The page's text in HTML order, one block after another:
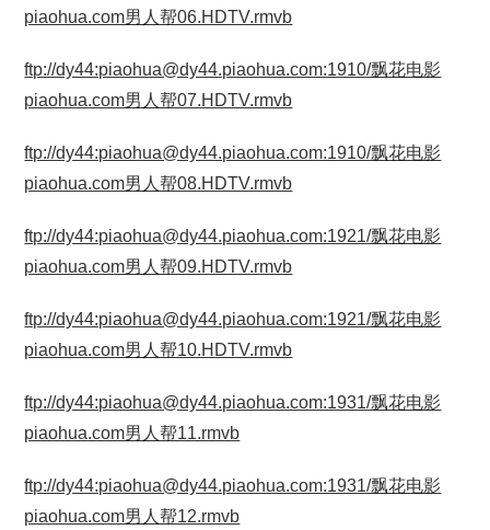
piaohua.com男人帮06.HDTV.rmvb
ftp://dy44:piaohua@dy44.piaohua.com:1910/飘花电影
piaohua.com男人帮07.HDTV.rmvb
ftp://dy44:piaohua@dy44.piaohua.com:1910/飘花电影
piaohua.com男人帮08.HDTV.rmvb
ftp://dy44:piaohua@dy44.piaohua.com:1921/飘花电影
piaohua.com男人帮09.HDTV.rmvb
ftp://dy44:piaohua@dy44.piaohua.com:1921/飘花电影
piaohua.com男人帮10.HDTV.rmvb
ftp://dy44:piaohua@dy44.piaohua.com:1931/飘花电影
piaohua.com男人帮11.rmvb
ftp://dy44:piaohua@dy44.piaohua.com:1931/飘花电影
piaohua.com男人帮12.rmvb